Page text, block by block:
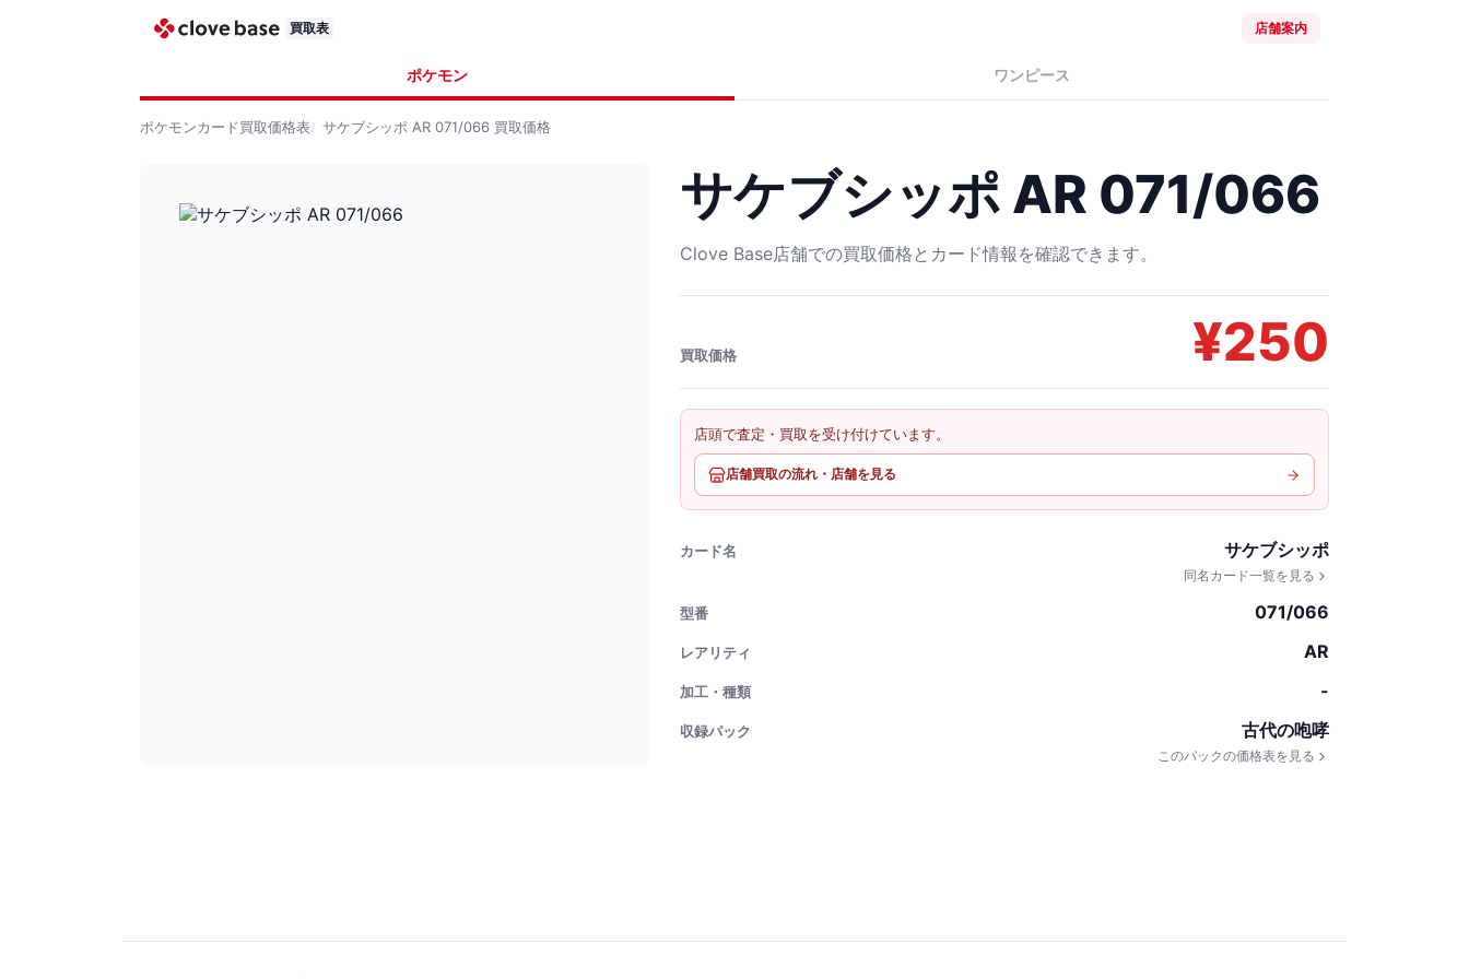
買取表 店舗案内
ポケモン ワンピース
ポケモンカード買取価格表 サケブシッポ AR 071/066 買取価格
サケブシッポ AR 071/066
Clove Base店舗での買取価格とカード情報を確認できます。
買取価格 ¥250
店頭で査定・買取を受け付けています。
店舗買取の流れ・店舗を見る
カード名 サケブシッポ
同名カード一覧を見る
型番 071/066
レアリティ AR
加工・種類 -
収録パック 古代の咆哮
このパックの価格表を見る